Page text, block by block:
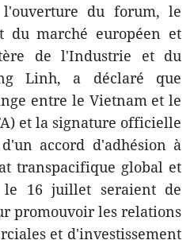
du forum, le
du marché européen et
de l'Industrie et du
Linh, a déclaré que
entre le Vietnam et le
et la signature officielle
accord d'adhésion à
transpacifique global et
le 16 juillet seraient de
promouvoir les relations
et d'investissement